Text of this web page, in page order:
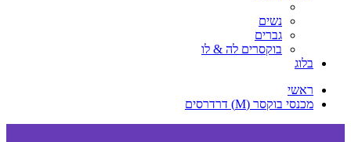
נשים
גברים
בוקסרים לה & לו
בלוג
ראשי
מכנסי בוקסר (M) דרדרסים